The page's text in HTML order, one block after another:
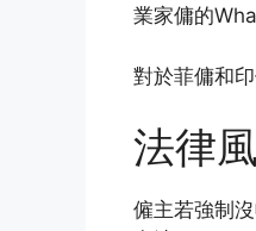
業家傭的
對於菲傭和
法律
僱主若強制